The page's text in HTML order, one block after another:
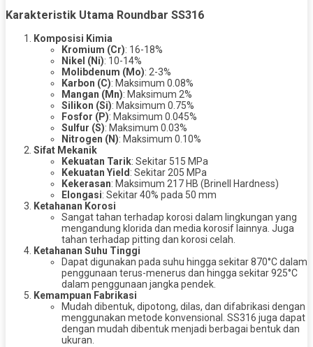
Karakteristik Utama Roundbar SS316
Komposisi Kimia
Kromium (Cr): 16-18%
Nikel (Ni): 10-14%
Molibdenum (Mo): 2-3%
Karbon (C): Maksimum 0.08%
Mangan (Mn): Maksimum 2%
Silikon (Si): Maksimum 0.75%
Fosfor (P): Maksimum 0.045%
Sulfur (S): Maksimum 0.03%
Nitrogen (N): Maksimum 0.10%
Sifat Mekanik
Kekuatan Tarik: Sekitar 515 MPa
Kekuatan Yield: Sekitar 205 MPa
Kekerasan: Maksimum 217 HB (Brinell Hardness)
Elongasi: Sekitar 40% pada 50 mm
Ketahanan Korosi
Sangat tahan terhadap korosi dalam lingkungan yang
mengandung klorida dan media korosif lainnya. Juga
tahan terhadap pitting dan korosi celah.
Ketahanan Suhu Tinggi
Dapat digunakan pada suhu hingga sekitar 870°C dalam
penggunaan terus-menerus dan hingga sekitar 925°C
dalam penggunaan jangka pendek.
Kemampuan Fabrikasi
Mudah dibentuk, dipotong, dilas, dan difabrikasi dengan
menggunakan metode konvensional. SS316 juga dapat
dengan mudah dibentuk menjadi berbagai bentuk dan
ukuran.